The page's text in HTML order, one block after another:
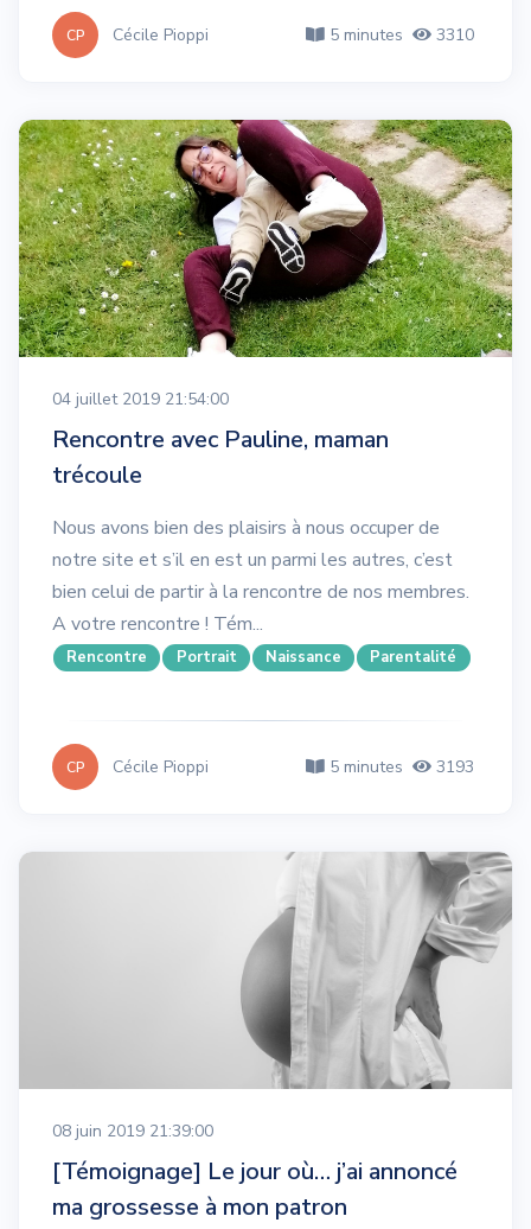
CP Cécile Pioppi 5 minutes 3310
04 juillet 2019 21:54:00
Rencontre avec Pauline, maman
trécoule
Nous avons bien des plaisirs à nous occuper de
notre site et s’il en est un parmi les autres, c’est
bien celui de partir à la rencontre de nos membres.
A votre rencontre ! Tém...
Rencontre Portrait Naissance Parentalité
CP Cécile Pioppi 5 minutes 3193
08 juin 2019 21:39:00
[Témoignage] Le jour où… j’ai annoncé
ma grossesse à mon patron